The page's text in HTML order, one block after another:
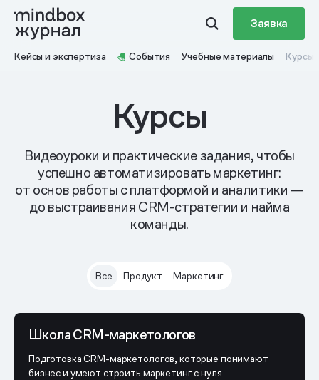
Заявка
Кейсы и экспертиза События Учебные материалы Курсы
Курсы
Видеоуроки и практические задания, чтобы
успешно автоматизировать маркетинг:
от основ работы с платформой и аналитики —
до выстраивания CRM-стратегии и найма
команды.
Все Продукт Маркетинг
Школа CRM-маркетологов
Подготовка CRM-маркетологов, которые понимают
бизнес и умеют строить маркетинг с нуля